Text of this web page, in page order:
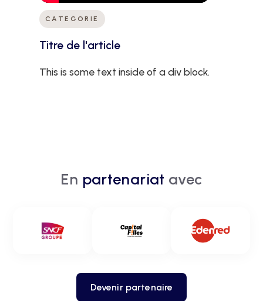
CATEGORIE
Titre de l'article
This is some text inside of a div block.
En partenariat avec
Devenir partenaire